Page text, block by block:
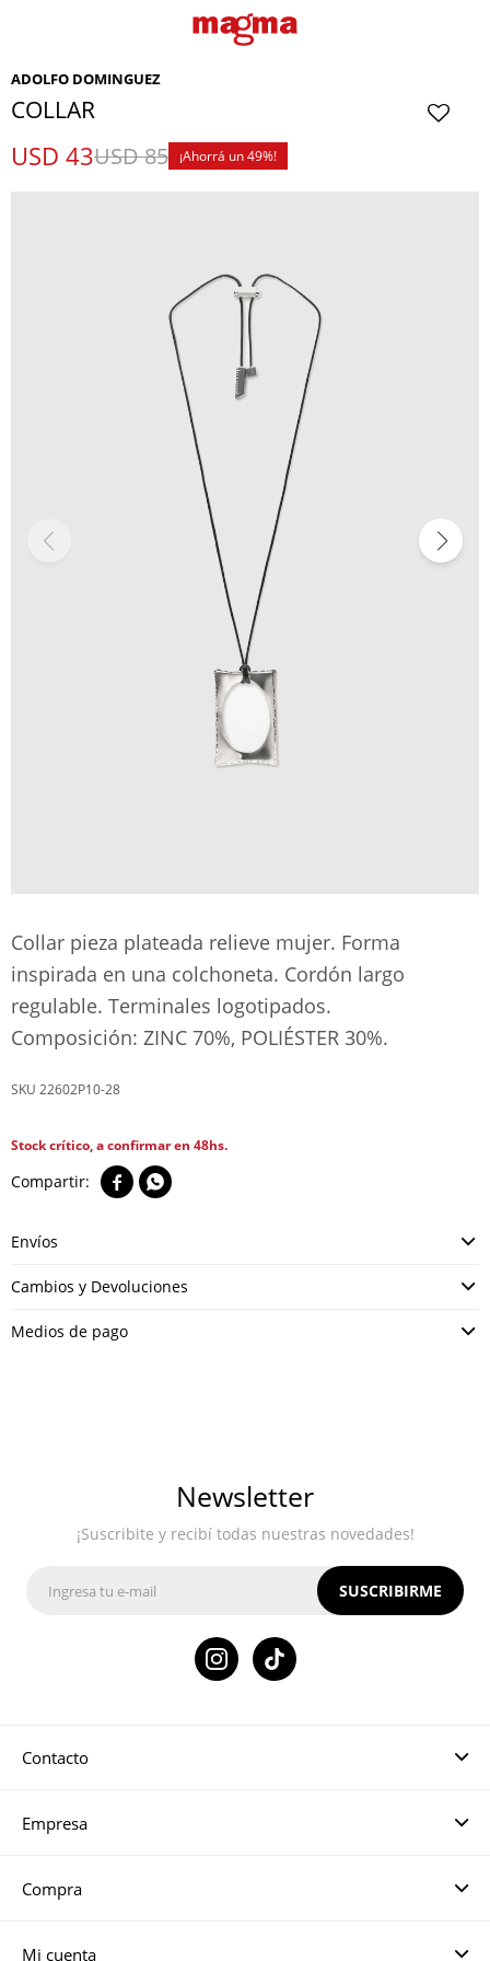
ADOLFO DOMINGUEZ
COLLAR
USD 43USD85 49
Collar pieza plateada relieve mujer. Forma
inspirada en una colchoneta. Cordón largo
regulable. Terminales logotipados.
Composición: ZINC 70%, POLIÉSTER 30%.
22602P10-28
Stock crítico, a confirmar en 48hs.
 
Envíos
Cambios y Devoluciones
Medios de pago
Contacto
Empresa
Compra
Mi cuenta
Newsletter
¡Suscribite y recibí todas nuestras novedades!
SUSCRIBIRME
